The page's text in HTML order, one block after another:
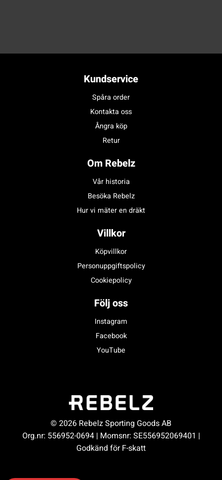
Kundservice
Spåra order
Kontakta oss
Ångra köp
Retur
Om Rebelz
Vår historia
Besöka Rebelz
Hur vi mäter en dräkt
Villkor
Köpvillkor
Personuppgiftspolicy
Cookiepolicy
Följ oss
Instagram
Facebook
YouTube
© 2026 Rebelz Sporting Goods AB
Org.nr: 556952-0694 | Momsnr: SE556952069401 |
Godkänd för F-skatt